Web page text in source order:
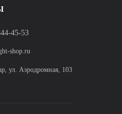
45-53
shop.ru
ул. Аэродромная, 103